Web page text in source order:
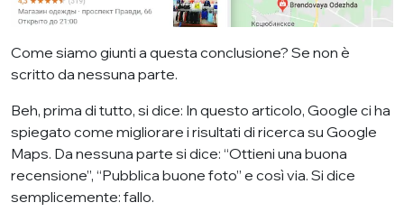
Come siamo giunti a questa conclusione? Se non è
scritto da nessuna parte.
Beh, prima di tutto, si dice: In questo articolo, Google ci ha
spiegato come migliorare i risultati di ricerca su Google
Maps. Da nessuna parte si dice: “Ottieni una buona
recensione”, “Pubblica buone foto” e così via. Si dice
semplicemente: fallo.